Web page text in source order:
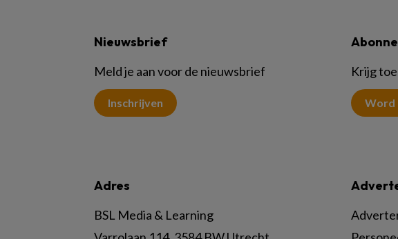
Nieuwsbrief
Meld je aan voor de nieuwsbrief
Inschrijven
Krijg
Word
Adres
BSL Media & Learning